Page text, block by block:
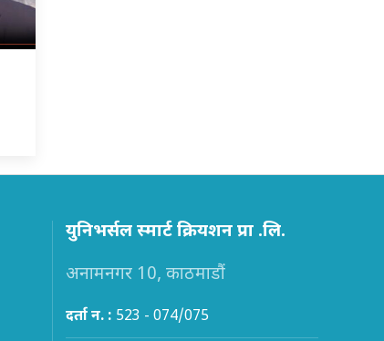
युनिभर्सल स्मार्ट क्रियशन प्रा .लि.
अनामनगर 10, काठमाडौं
दर्ता न. : 523 - 074/075